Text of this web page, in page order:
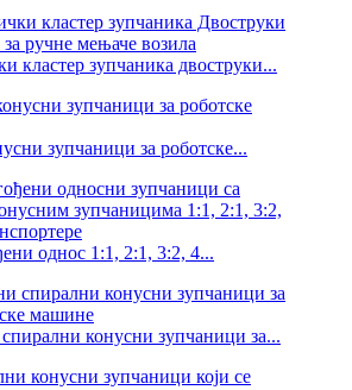
кластер зупчаника двоструки...
зупчаници за роботске...
однос 1:1, 2:1, 3:2, 4...
конусни зупчаници за...